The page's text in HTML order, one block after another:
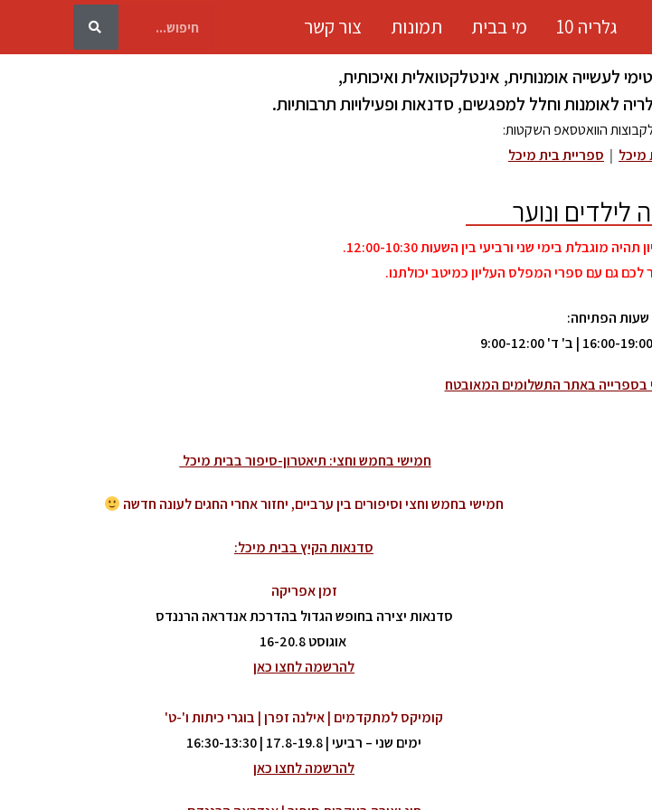
גלריה 10 מי בבית תמונות צור קשר
לעשייה אומנותית, אינטלקטואלית ואיכותית,
לאומנות וחלל למפגשים, סדנאות ופעילויות תרבותיות.
הוואטסאפ השקטות:
מיכל | ספריית בית מיכל
לילדים ונוער
בימי שני ורביעי בין השעות 12:00-10:30.
לכם גם עם ספרי המפלס העליון כמיטב יכולתנו.
שעות הפתיחה:
9:00-12:00
בספרייה באתר התשלומים המאובטח
חמישי בחמש וחצי: תיאטרון-סיפור בבית מיכל
חמישי בחמש וחצי וסיפורים בין ערביים, יחזור אחרי החגים לעונה חדשה
סדנאות הקיץ בבית מיכל:
זמן אפריקה
סדנאות יצירה בחופש הגדול בהדרכת אנדראה הרננדס
אוגוסט 16-20.8
להרשמה לחצו כאן
קומיקס למתקדמים | אילנה זפרן | בוגרי כיתות ו'-ט'
ימים שני – רביעי | 17.8-19.8 | 16:30-13:30
להרשמה לחצו כאן